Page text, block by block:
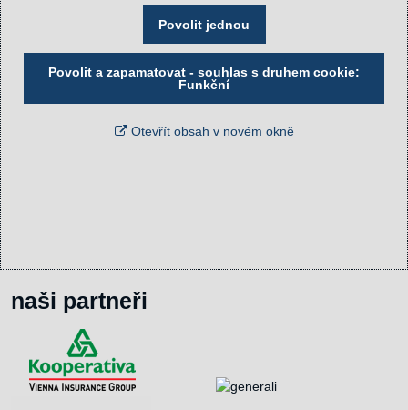
Povolit jednou
Povolit a zapamatovat - souhlas s druhem cookie:
Funkční
Otevřít obsah v novém okně
naši partneři